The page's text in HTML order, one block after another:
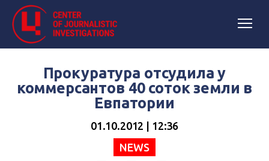
Прокуратура отсудила у
коммерсантов 40 соток земли в
Евпатории
01.10.2012 | 12:36
NEWS